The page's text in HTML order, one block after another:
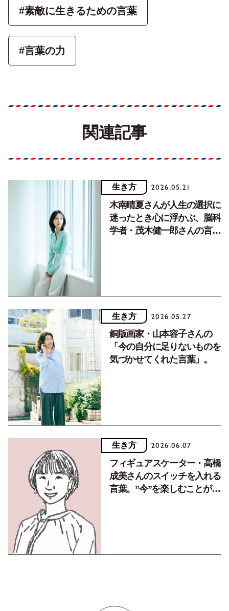
#素敵に生きるための言葉
#言葉の力
関連記事
生き方 2026.05.21
木南晴夏さんが人生の選択に
迷ったとき心に浮かぶ、脳科
学者・茂木健一郎さんの言
生き方 2026.05.27
銅版画家・山本容子さんの
「今の自分に足りないものを
気づかせてくれた言葉」。
生き方 2026.06.07
フィギュアスケーター・高橋
成美さんのスイッチを入れる
言葉。”今”を楽しむことが自